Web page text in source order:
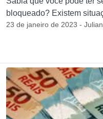
bloqueado? Existem
23 de janeiro de 2023 -